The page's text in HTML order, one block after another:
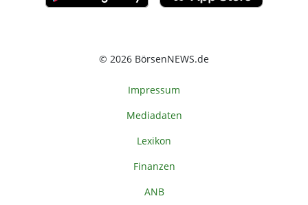
© 2026 BörsenNEWS.de
Impressum
Mediadaten
Lexikon
Finanzen
ANB